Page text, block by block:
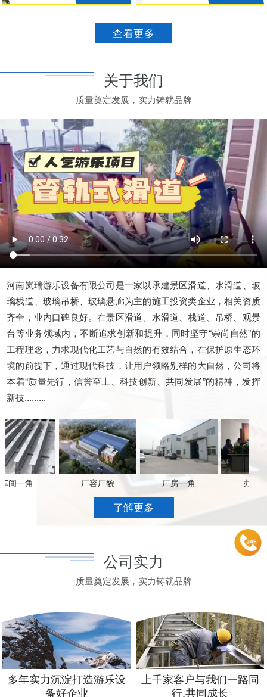
查看更多
关于我们
质量奠定发展，实力铸就品牌
河南岚瑞游乐设备有限公司是一家以承建景区滑道、水滑道、玻
璃栈道、玻璃吊桥、玻璃悬廊为主的施工投资类企业，相关资质
齐全，业内口碑良好。在景区滑道、水滑道、栈道、吊桥、观景
台等业务领域内，不断追求创新和提升，同时坚守“崇尚自然”的
工程理念，力求现代化工艺与自然的有效结合，在保护原生态环
境的前提下，通过现代科技，让用户领略别样的大自然，公司将
本着“质量先行，信誉至上、科技创新、共同发展”的精神，发挥
新技.........
一角 厂容厂貌 厂房一角 办公场景
了解更多
公司实力
质量奠定发展，实力铸就品牌
多年实力沉淀打造游乐设
备好企业
上千家客户与我们一路同
行,共同成长